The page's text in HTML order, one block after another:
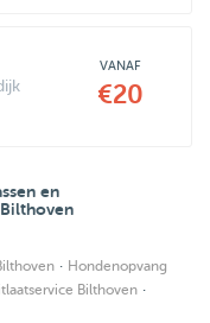
VANAF
€20
en
· Hondenopvang
Bilthoven ·